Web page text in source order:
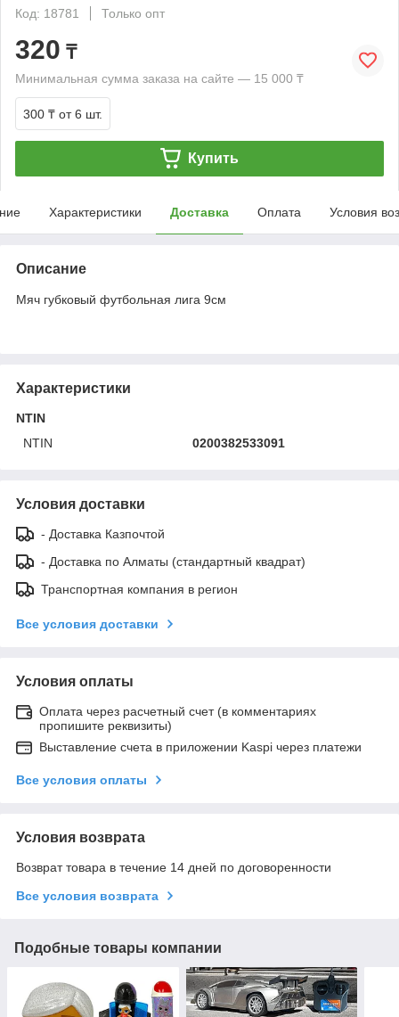
Код: 18781
Только опт
320 ₸
Минимальная сумма заказа на сайте — 15 000 ₸
300 ₸ от 6 шт.
Купить
Характеристики Доставка Оплата Условия
Описание
Мяч губковый футбольная лига 9см
Характеристики
NTIN
NTIN
0200382533091
Условия доставки
- Доставка Казпочтой
- Доставка по Алматы (стандартный квадрат)
Транспортная компания в регион
Все условия доставки
Условия оплаты
Оплата через расчетный счет (в комментариях
пропишите реквизиты)
Выставление счета в приложении Kaspi через платежи
Все условия оплаты
Условия возврата
Возврат товара в течение 14 дней по договоренности
Все условия возврата
Подобные товары компании